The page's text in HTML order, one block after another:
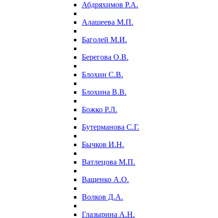
Абдряхимов Р.А.
Алашеева М.П.
Баголей М.И.
Берегова О.В.
Блохин С.В.
Блохина В.В.
Божко Р.Л.
Бутерманова С.Г.
Бычков И.Н.
Ватлецова М.П.
Ващенко А.О.
Волков Д.А.
Глазырина А.Н.